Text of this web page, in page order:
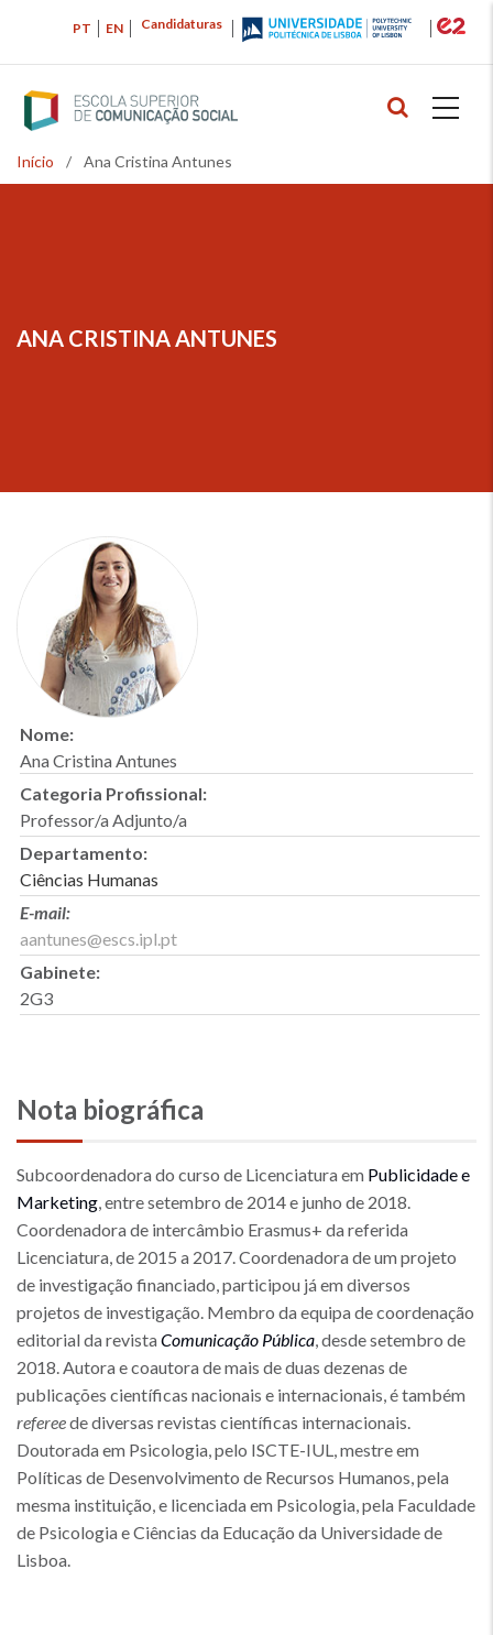
principal
Candidaturas
PT EN
Navegação
Início / Ana Cristina Antunes
ANA CRISTINA ANTUNES
Nome:
Ana Cristina Antunes
Categoria Profissional:
Professor/a Adjunto/a
Departamento:
Ciências Humanas
E-mail:
aantunes@escs.ipl.pt
Gabinete:
2G3
Nota biográfica
Subcoordenadora do curso de Licenciatura em Publicidade e
Marketing, entre setembro de 2014 e junho de 2018.
Coordenadora de intercâmbio Erasmus+ da referida
Licenciatura, de 2015 a 2017. Coordenadora de um projeto
de investigação financiado, participou já em diversos
projetos de investigação. Membro da equipa de coordenação
editorial da revistaComunicação Pública, desde setembro de
2018. Autora e coautora de mais de duas dezenas de
publicações científicas nacionais e internacionais, é também
refereede diversas revistas científicas internacionais.
Doutorada em Psicologia, pelo ISCTE-IUL, mestre em
Políticas de Desenvolvimento de Recursos Humanos, pela
mesma instituição, e licenciada em Psicologia, pela Faculdade
de Psicologia e Ciências da Educação da Universidade de
Lisboa.